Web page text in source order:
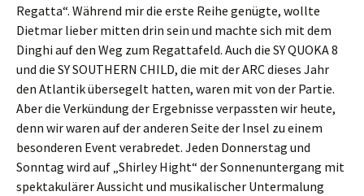
Regatta“. Während mir die erste Reihe genügte, wollte
Dietmar lieber mitten drin sein und machte sich mit dem
Dinghi auf den Weg zum Regattafeld. Auch die SY QUOKA 8
und die SY SOUTHERN CHILD, die mit der ARC dieses Jahr
den Atlantik übersegelt hatten, waren mit von der Partie.
Aber die Verkündung der Ergebnisse verpassten wir heute,
denn wir waren auf der anderen Seite der Insel zu einem
besonderen Event verabredet. Jeden Donnerstag und
Sonntag wird auf „Shirley Hight“ der Sonnenuntergang mit
spektakulärer Aussicht und musikalischer Untermalung